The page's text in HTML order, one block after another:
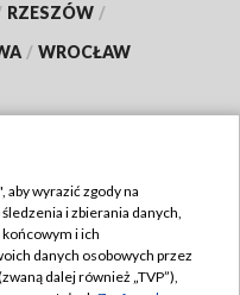
RZESZÓW /
/ WROCŁAW
TVP
wyrazić zgody na
i zbierania danych,
i ich
danych osobowych przez
dalej również „TVP”),